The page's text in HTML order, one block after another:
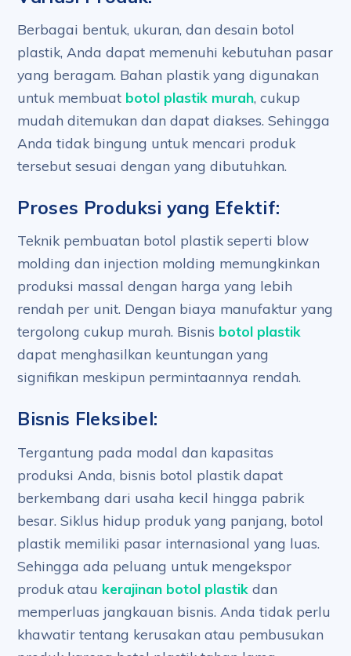
Berbagai bentuk, ukuran, dan desain botol
plastik, Anda dapat memenuhi kebutuhan pasar
yang beragam. Bahan plastik yang digunakan
untuk membuat botol plastik murah, cukup
mudah ditemukan dan dapat diakses. Sehingga
Anda tidak bingung untuk mencari produk
tersebut sesuai dengan yang dibutuhkan.
Proses Produksi yang Efektif:
Teknik pembuatan botol plastik seperti blow
molding dan injection molding memungkinkan
produksi massal dengan harga yang lebih
rendah per unit. Dengan biaya manufaktur yang
tergolong cukup murah. Bisnis botol plastik
dapat menghasilkan keuntungan yang
signifikan meskipun permintaannya rendah.
Bisnis Fleksibel:
Tergantung pada modal dan kapasitas
produksi Anda, bisnis botol plastik dapat
berkembang dari usaha kecil hingga pabrik
besar. Siklus hidup produk yang panjang, botol
plastik memiliki pasar internasional yang luas.
Sehingga ada peluang untuk mengekspor
produk atau kerajinan botol plastik dan
memperluas jangkauan bisnis. Anda tidak perlu
khawatir tentang kerusakan atau pembusukan